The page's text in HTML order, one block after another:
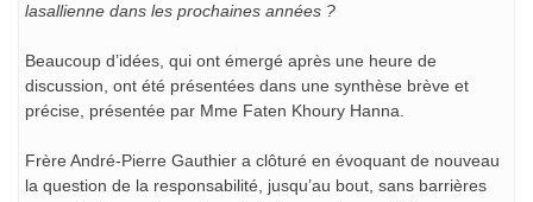
lasallienne dans les prochaines années ?
Beaucoup d’idées, qui ont émergé après une heure de
discussion, ont été présentées dans une synthèse brève et
précise, présentée par Mme Faten Khoury Hanna.
Frère André-Pierre Gauthier a clôturé en évoquant de nouveau
la question de la responsabilité, jusqu’au bout, sans barrières